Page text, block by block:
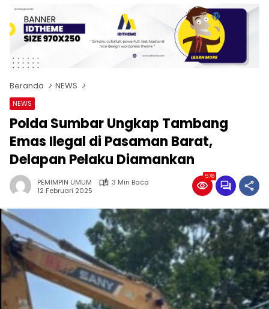
Beranda NEWS
NEWS
Polda Sumbar Ungkap Tambang
Emas Ilegal di Pasaman Barat,
Delapan Pelaku Diamankan
PEMIMPIN UMUM
3 Min Baca
12 Februari 2025
578